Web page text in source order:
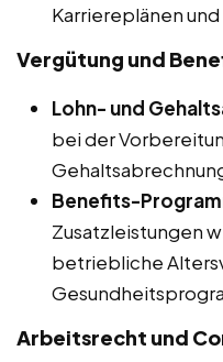
Karriereplänen
Vergütung und
Lohn- und
bei der
Benefits-
Zusatzleistungen
betriebliche
Arbeitsrecht und